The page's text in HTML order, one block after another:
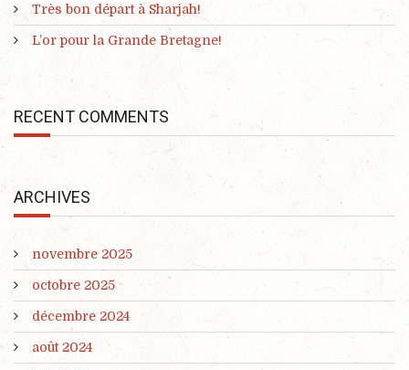
Très bon départ à Sharjah!
L’or pour la Grande Bretagne!
RECENT COMMENTS
ARCHIVES
novembre 2025
octobre 2025
décembre 2024
août 2024